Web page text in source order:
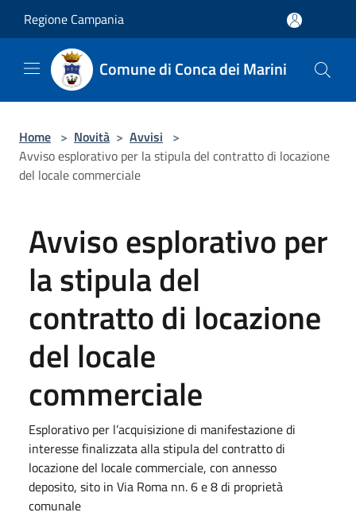
Regione Campania
Comune di Conca dei Marini
Home > Novità > Avvisi >
Avviso esplorativo per la stipula del contratto di locazione
del locale commerciale
Avviso esplorativo per
la stipula del
contratto di locazione
del locale
commerciale
Esplorativo per l’acquisizione di manifestazione di
interesse finalizzata alla stipula del contratto di
locazione del locale commerciale, con annesso
deposito, sito in Via Roma nn. 6 e 8 di proprietà
comunale